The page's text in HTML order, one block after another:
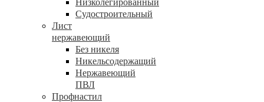
Низколегированный
Судостроительный
Лист
нержавеющий
Без никеля
Никельсодержащий
Нержавеющий
ПВЛ
Профнастил